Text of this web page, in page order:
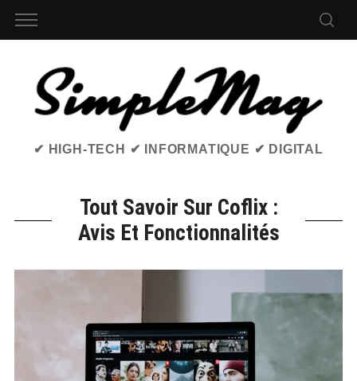
✔ HIGH-TECH ✔ INFORMATIQUE ✔ DIGITAL
Tout Savoir Sur Coflix :
Avis Et Fonctionnalités